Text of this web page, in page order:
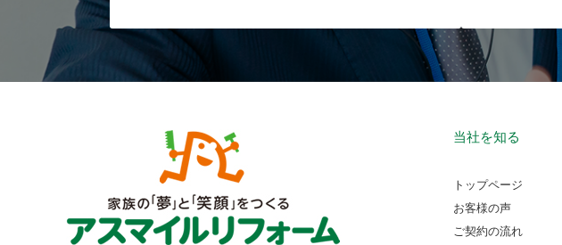
当社を知る
トップページ
お客様の声
ご契約の流れ